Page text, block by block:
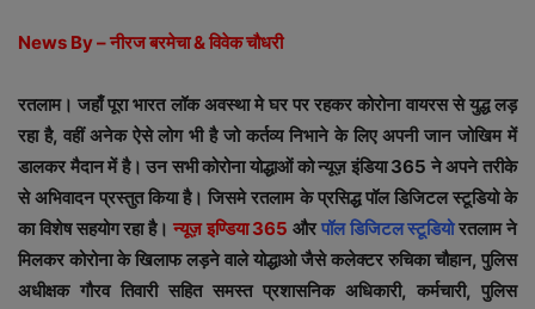
News By – नीरज बरमेचा & विवेक चौधरी
रतलाम। जहाँ पूरा भारत लॉक अवस्था मे घर पर रहकर कोरोना वायरस से युद्ध लड़
रहा है, वहीं अनेक ऐसे लोग भी है जो कर्तव्य निभाने के लिए अपनी जान जोखिम में
डालकर मैदान में है। उन सभी कोरोना योद्धाओं को न्यूज़ इंडिया 365 ने अपने तरीके
से अभिवादन प्रस्तुत किया है। जिसमे रतलाम के प्रसिद्ध पॉल डिजिटल स्टूडियो के
का विशेष सहयोग रहा है। न्यूज़ इण्डिया 365 औरपॉल डिजिटल स्टूडियोरतलाम ने
मिलकर कोरोना के खिलाफ लड़ने वाले योद्धाओ जैसे कलेक्टर रुचिका चौहान, पुलिस
अधीक्षक गौरव तिवारी सहित समस्त प्रशासनिक अधिकारी, कर्मचारी, पुलिस